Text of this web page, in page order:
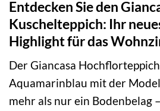
Entdecken Sie den
Kuschelteppich: Ihr
Highlight für das
Der Giancasa
Aquamarinblau mit der
mehr als nur ein Bodenbelag